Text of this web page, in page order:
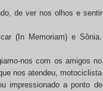
de ver nos olhos e sentir
(In Memoriam) e Sônia.
nos com os amigos no
nos atendeu, motociclista
impressionado a ponto de